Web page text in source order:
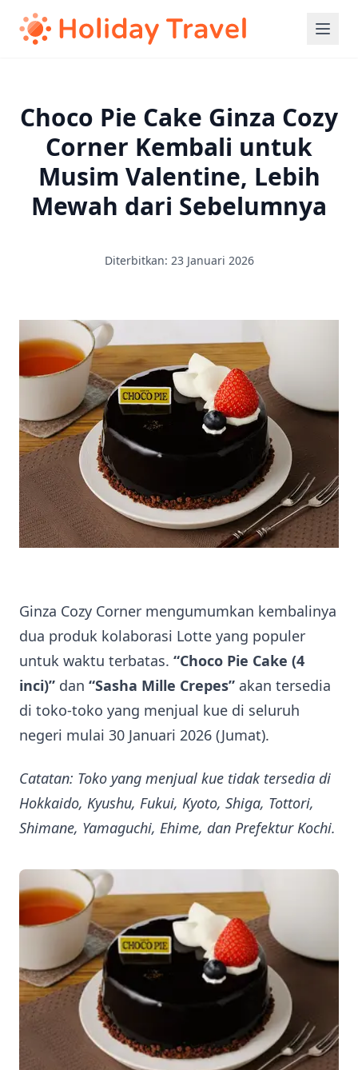
Choco Pie Cake Ginza Cozy
Corner Kembali untuk
Musim Valentine, Lebih
Mewah dari Sebelumnya
Diterbitkan: 23 Januari 2026
Ginza Cozy Corner mengumumkan kembalinya
dua produk kolaborasi Lotte yang populer
untuk waktu terbatas. “Choco Pie Cake (4
inci)” dan “Sasha Mille Crepes” akan tersedia
di toko-toko yang menjual kue di seluruh
negeri mulai 30 Januari 2026 (Jumat).
Catatan: Toko yang menjual kue tidak tersedia di
Hokkaido, Kyushu, Fukui, Kyoto, Shiga, Tottori,
Shimane, Yamaguchi, Ehime, dan Prefektur Kochi.